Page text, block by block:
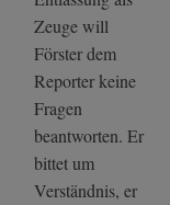
Zeuge will
Förster dem
Reporter keine
Fragen
beantworten. Er
bittet um
Verständnis, er